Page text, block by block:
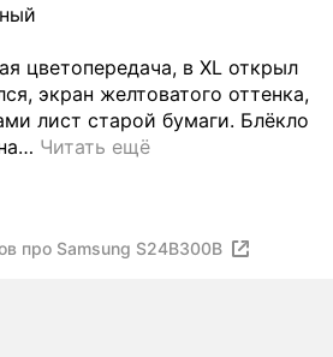
цветопередача, в XL открыл
экран желтоватого оттенка,
лист старой бумаги. Блёкло
… Читать ещё
про Samsung S24B300B